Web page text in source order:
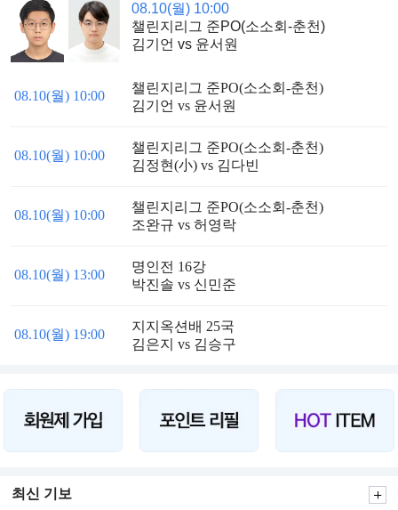
08.10(월) 10:00
챌린지리그 준PO(소소회-춘천)
김기언 vs 윤서원
08.10(월) 10:00
챌린지리그 준PO(소소회-춘천)
김기언 vs 윤서원
08.10(월) 10:00
챌린지리그 준PO(소소회-춘천)
김정현(小) vs 김다빈
08.10(월) 10:00
챌린지리그 준PO(소소회-춘천)
조완규 vs 허영락
08.10(월) 13:00
명인전 16강
박진솔 vs 신민준
08.10(월) 19:00
지지옥션배 25국
김은지 vs 김승구
최신 기보